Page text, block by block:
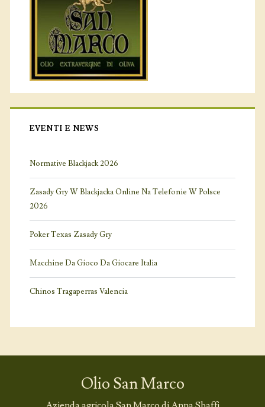
EVENTI E NEWS
Normative Blackjack 2026
Zasady Gry W Blackjacka Online Na Telefonie W Polsce
2026
Poker Texas Zasady Gry
Macchine Da Gioco Da Giocare Italia
Chinos Tragaperras Valencia
Olio San Marco